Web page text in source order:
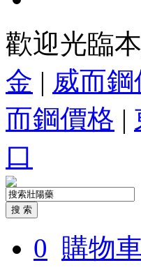
歡迎光臨
金 | 威而
而鋼價格 |
口
0 購物